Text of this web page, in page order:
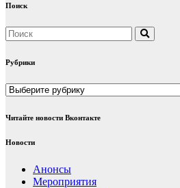
Поиск
Рубрики
Рубрики
Читайте новости Вконтакте
Новости
Анонсы
Мероприятия